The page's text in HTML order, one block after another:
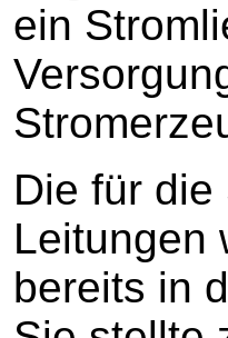
ein
Die für
Leitungen
bereits in